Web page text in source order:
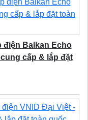
điện Balkan Echo
cấp & lắp đặt